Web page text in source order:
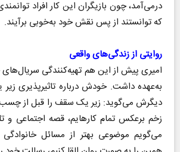
درمی‌آمد، چون بازیگران این کار افراد
که توانستند از پس نقش خود به‌خوبی برآیند.
روایتی از زندگی‌های واقعی
امیری پیش از این هم تهیه‌کنندگی سریال‌های
به‌عهده داشت. خودش درباره تاثیرپذیری
دیگرش می‌گوید: زیر یک سقف را قبل از
زخم برعکس تمام کارهایم، قصه اجتماعی
می‌گویم موضوعی بهتر از مسائل خانوادگی